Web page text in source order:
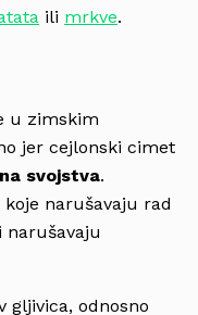
ili mrkve.
u zimskim
jer cejlonski cimet
svojstva.
narušavaju rad
narušavaju
gljivica, odnosno